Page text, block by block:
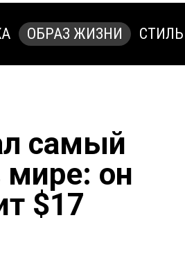
ОБРАЗ ЖИЗНИ СТИЛЬ
самый
мире: он
$17